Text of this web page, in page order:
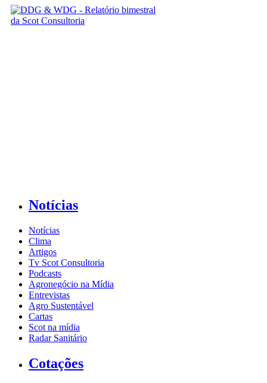
Notícias
Notícias
Clima
Artigos
Tv Scot Consultoria
Podcasts
Agronegócio na Mídia
Entrevistas
Agro Sustentável
Cartas
Scot na mídia
Radar Sanitário
Cotações